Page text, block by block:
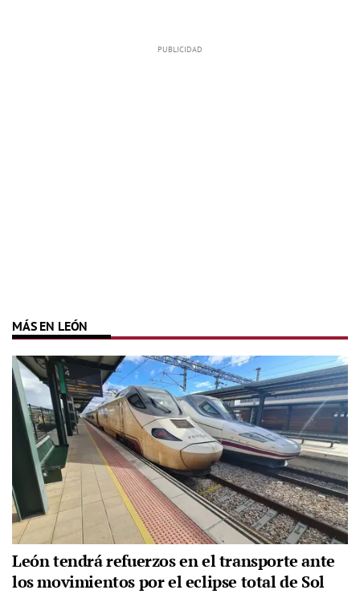
MÁS EN LEÓN
León tendrá refuerzos en el transporte ante
los movimientos por el eclipse total de Sol